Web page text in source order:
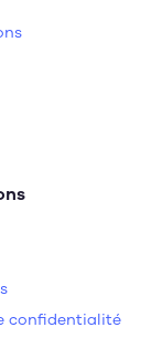
confidentialité